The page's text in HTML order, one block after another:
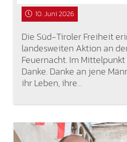
10. Juni 2026
Die Süd-Tiroler Freiheit
landesweiten Aktion an
Feuernacht. Im
Danke. Danke an jene
ihr Leben, ihre…